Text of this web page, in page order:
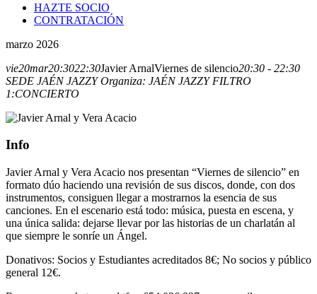
HAZTE SOCIO
CONTRATACIÓN
marzo 2026
vie20mar20:3022:30Javier ArnalViernes de silencio20:30 - 22:30
SEDE JAÉN JAZZY Organiza: JAÉN JAZZY FILTRO
1:CONCIERTO
Info
Javier Arnal y Vera Acacio nos presentan “Viernes de silencio” en
formato dúo haciendo una revisión de sus discos, donde, con dos
instrumentos, consiguen llegar a mostrarnos la esencia de sus
canciones. En el escenario está todo: música, puesta en escena, y
una única salida: dejarse llevar por las historias de un charlatán al
que siempre le sonríe un Ángel.
Donativos: Socios y Estudiantes acreditados 8€; No socios y público
general 12€.